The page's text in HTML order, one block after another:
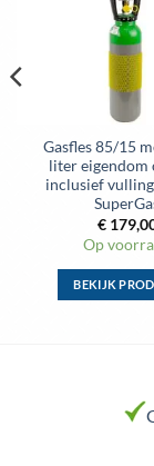
op
de
Gasfles 85/15
liter eigendom
inclusief
€
Op
BEKIJK